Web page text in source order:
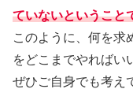
ていないということ
このように、何を求
をどこまでやればい
ぜひご自身でも考え